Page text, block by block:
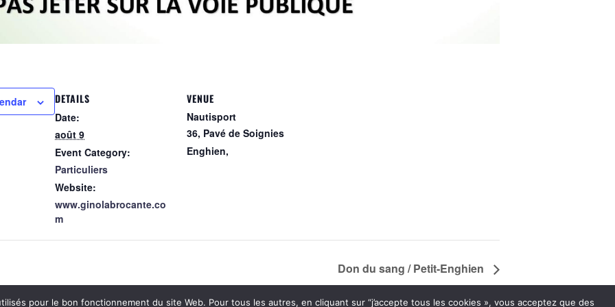
DETAILS
Date:
août 9
Event Category:
Particuliers
Website:
www.ginolabrocante.co
m
VENUE
Nautisport
36, Pavé de Soignies
Enghien,
Don du sang / Petit-Enghien
pour le bon fonctionnement du site Web. Pour tous les autres, en cliquant sur “j’accepte tous les cookies », vous acceptez que des